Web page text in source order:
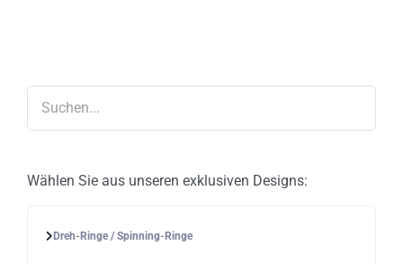
Produktseite
gewählt
Wählen Sie aus unseren exklusiven Designs:
Dreh-Ringe / Spinning-Ringe